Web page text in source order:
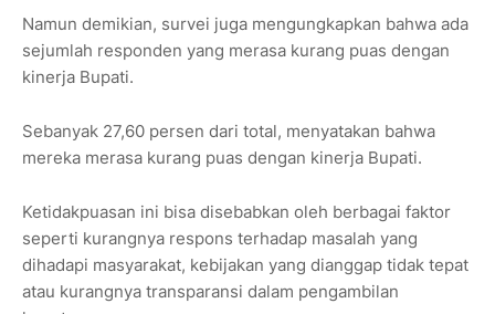
Namun demikian, survei juga mengungkapkan bahwa ada
sejumlah responden yang merasa kurang puas dengan
kinerja Bupati.
Sebanyak 27,60 persen dari total, menyatakan bahwa
mereka merasa kurang puas dengan kinerja Bupati.
Ketidakpuasan ini bisa disebabkan oleh berbagai faktor
seperti kurangnya respons terhadap masalah yang
dihadapi masyarakat, kebijakan yang dianggap tidak tepat
atau kurangnya transparansi dalam pengambilan